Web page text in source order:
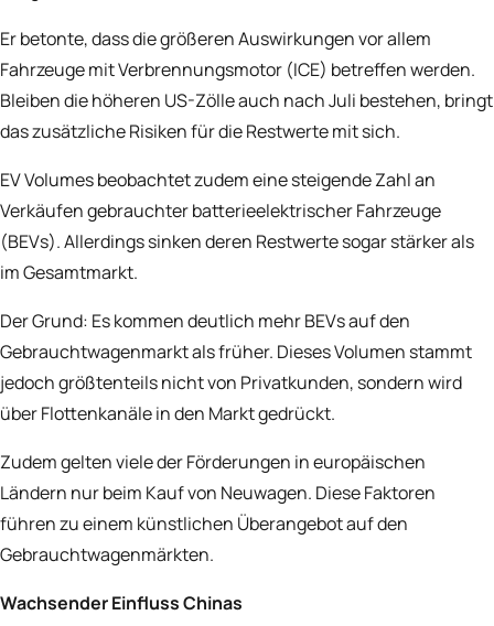
Er betonte, dass die größeren Auswirkungen vor allem
Fahrzeuge mit Verbrennungsmotor (ICE) betreffen werden.
Bleiben die höheren US-Zölle auch nach Juli bestehen, bringt
das zusätzliche Risiken für die Restwerte mit sich.
EV Volumes beobachtet zudem eine steigende Zahl an
Verkäufen gebrauchter batterieelektrischer Fahrzeuge
(BEVs). Allerdings sinken deren Restwerte sogar stärker als
im Gesamtmarkt.
Der Grund: Es kommen deutlich mehr BEVs auf den
Gebrauchtwagenmarkt als früher. Dieses Volumen stammt
jedoch größtenteils nicht von Privatkunden, sondern wird
über Flottenkanäle in den Markt gedrückt.
Zudem gelten viele der Förderungen in europäischen
Ländern nur beim Kauf von Neuwagen. Diese Faktoren
führen zu einem künstlichen Überangebot auf den
Gebrauchtwagenmärkten.
Wachsender Einfluss Chinas